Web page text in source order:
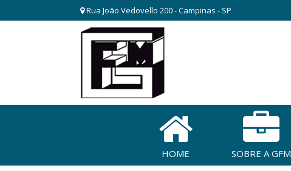
Rua João Vedovello 200 - Campinas - SP
HOME SOBRE A GFM